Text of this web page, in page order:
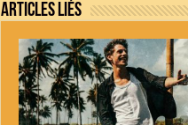
Articles Liés